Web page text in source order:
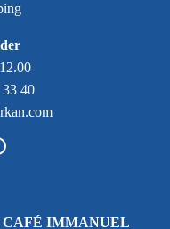
40
CAFÉ IMMANUEL